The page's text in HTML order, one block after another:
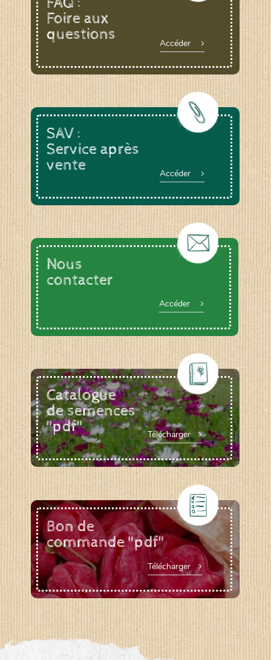
Le YOGA ou le BAIN DE GONG, animée par
Un ATELIER PRATIQUE ET THEORIQUE
autour du jardinage, biodynamie, la graine…
La RANDONNEE PEDESTRE pour profiter des
chemins bucoliques des environs
Et d’autres activités diverses : cuisine,
vannerie, inventaires sur notre domaine avec
un expert de la LPO, géobiologie…
Foire aux
questions
Accéder
SAV :
Service après
vente
Accéder
Nous
contacter
Accéder
Catalogue
de semences
"pdf"
Télécharger
Bon de
commande "pdf"
Télécharger